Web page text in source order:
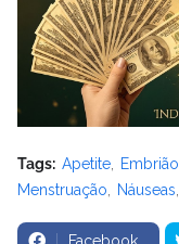
Tags: Apetite Embrião
Menstruação
Náuseas